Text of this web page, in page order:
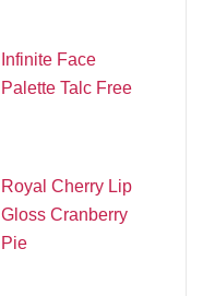
Infinite Face
Palette Talc Free
Royal Cherry Lip
Gloss Cranberry
Pie